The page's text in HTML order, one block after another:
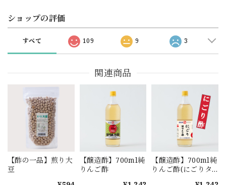
ショップの評価
すべて 109 9 3
関連商品
【酢の一品】煎り大
豆
【醸造酢】700ml純
りんご酢
【醸造酢】700ml純
りんご酢(にごりタ